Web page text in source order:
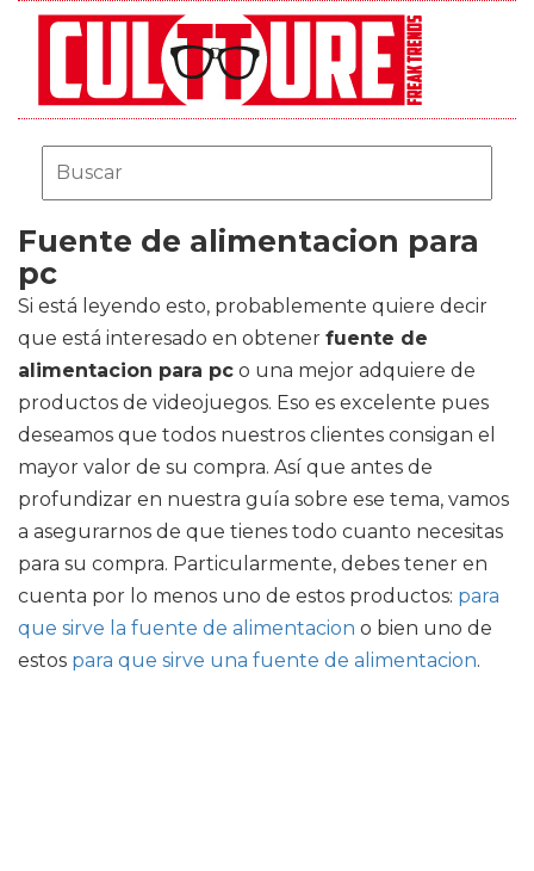
Fuente de alimentacion para
pc
Si está leyendo esto, probablemente quiere decir
que está interesado en obtener fuente de
alimentacion para pc o una mejor adquiere de
productos de videojuegos. Eso es excelente pues
deseamos que todos nuestros clientes consigan el
mayor valor de su compra. Así que antes de
profundizar en nuestra guía sobre ese tema, vamos
a asegurarnos de que tienes todo cuanto necesitas
para su compra. Particularmente, debes tener en
cuenta por lo menos uno de estos productos: para
que sirve la fuente de alimentacion o bien uno de
estos para que sirve una fuente de alimentacion.